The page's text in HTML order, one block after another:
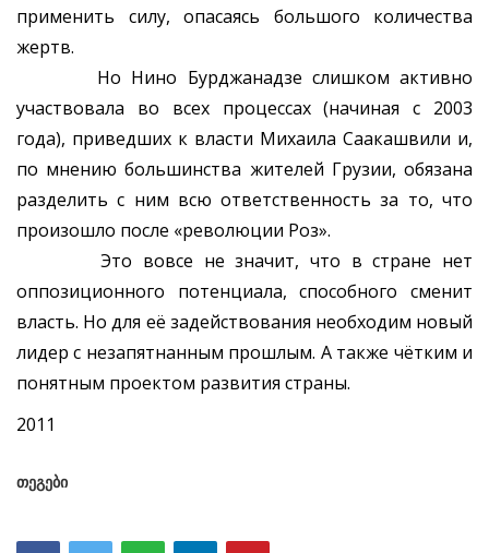
применить силу, опасаясь большого количества
жертв.
Но Нино Бурджанадзе слишком активно
участвовала во всех процессах (начиная с 2003
года), приведших к власти Михаила Саакашвили и,
по мнению большинства жителей Грузии, обязана
разделить с ним всю ответственность за то, что
произошло после «революции Роз».
Это вовсе не значит, что в стране нет
оппозиционного потенциала, способного сменит
власть. Но для её задействования необходим новый
лидер с незапятнанным прошлым. А также чётким и
понятным проектом развития страны.
2011
თეგები